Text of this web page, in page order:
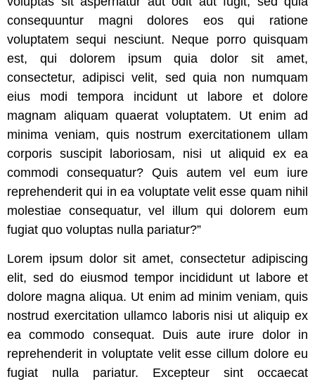
consequuntur magni dolores eos qui ratione
voluptatem sequi nesciunt. Neque porro quisquam
est, qui dolorem ipsum quia dolor sit amet,
consectetur, adipisci velit, sed quia non numquam
eius modi tempora incidunt ut labore et dolore
magnam aliquam quaerat voluptatem. Ut enim ad
minima veniam, quis nostrum exercitationem ullam
corporis suscipit laboriosam, nisi ut aliquid ex ea
commodi consequatur? Quis autem vel eum iure
reprehenderit qui in ea voluptate velit esse quam nihil
molestiae consequatur, vel illum qui dolorem eum
fugiat quo voluptas nulla pariatur?”
Lorem ipsum dolor sit amet, consectetur adipiscing
elit, sed do eiusmod tempor incididunt ut labore et
dolore magna aliqua. Ut enim ad minim veniam, quis
nostrud exercitation ullamco laboris nisi ut aliquip ex
ea commodo consequat. Duis aute irure dolor in
reprehenderit in voluptate velit esse cillum dolore eu
fugiat nulla pariatur. Excepteur sint occaecat